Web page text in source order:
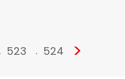
523 524 >